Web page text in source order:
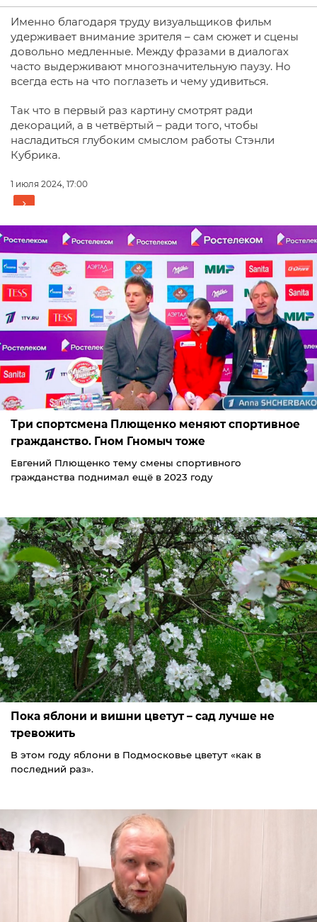
Именно благодаря труду визуальщиков фильм
удерживает внимание зрителя – сам сюжет и сцены
довольно медленные. Между фразами в диалогах
часто выдерживают многозначительную паузу. Но
всегда есть на что поглазеть и чему удивиться.
Так что в первый раз картину смотрят ради
декораций, а в четвёртый – ради того, чтобы
насладиться глубоким смыслом работы Стэнли
Кубрика.
1 июля 2024, 17:00
Три спортсмена Плющенко меняют спортивное
гражданство. Гном Гномыч тоже
Евгений Плющенко тему смены спортивного
гражданства поднимал ещё в 2023 году
Пока яблони и вишни цветут – сад лучше не
тревожить
В этом году яблони в Подмосковье цветут «как в
последний раз».